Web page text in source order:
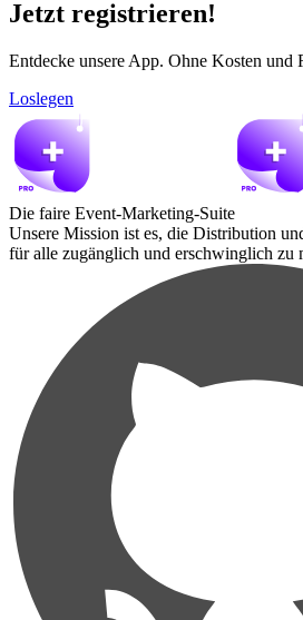
Jetzt registrieren!
Entdecke unsere App. Ohne Kosten und
Loslegen
Die faire Event-Marketing-Suite
Unsere Mission ist es, die Distribution
für alle zugänglich und erschwinglich zu